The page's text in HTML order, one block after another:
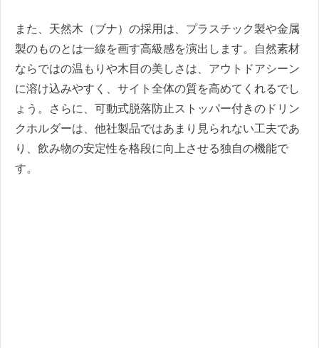
また、天然木（ブナ）の採用は、プラスチック製や金属
製のものとは一線を画す高級感を演出します。自然素材
ならではの温もりや木目の美しさは、アウトドアシーン
に溶け込みやすく、サイト全体の質を高めてくれるでし
ょう。さらに、可動式脱落防止ストッパー付きのドリン
クホルダーは、他社製品ではあまり見られない工夫であ
り、飲み物の安定性を格段に向上させる独自の機能で
す。